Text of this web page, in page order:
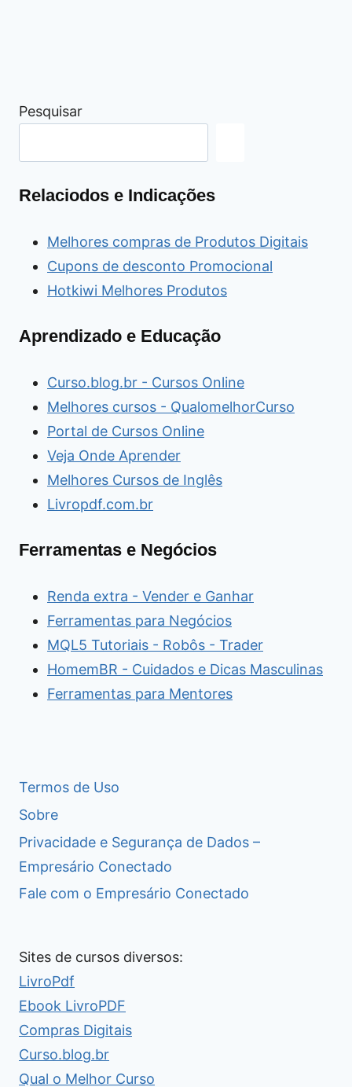
Pesquisar
Relaciodos e Indicações
Melhores compras de Produtos Digitais
Cupons de desconto Promocional
Hotkiwi Melhores Produtos
Aprendizado e Educação
Curso.blog.br - Cursos Online
Melhores cursos - QualomelhorCurso
Portal de Cursos Online
Veja Onde Aprender
Melhores Cursos de Inglês
Livropdf.com.br
Ferramentas e Negócios
Renda extra - Vender e Ganhar
Ferramentas para Negócios
MQL5 Tutoriais - Robôs - Trader
HomemBR - Cuidados e Dicas Masculinas
Ferramentas para Mentores
Termos de Uso
Sobre
Privacidade e Segurança de Dados –
Empresário Conectado
Fale com o Empresário Conectado
Sites de cursos diversos:
LivroPdf
Ebook LivroPDF
Compras Digitais
Curso.blog.br
Qual o Melhor Curso